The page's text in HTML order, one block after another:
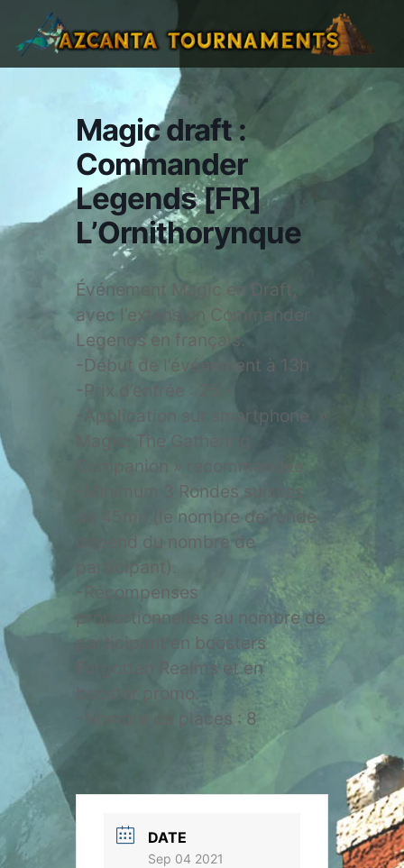
Magic draft :
Commander
Legends [FR]
L’Ornithorynque
Événement Magic en Draft,
avec l’extension Commander
Legends en français.
-Début de l’événement à 13h
-Prix d’entrée : 25.-
-Application sur smartphone »
Magic: The Gathering
Companion » recommandée.
-Minimum 3 Rondes suisses
de 45mn (le nombre de ronde
dépend du nombre de
participant).
-Récompenses
proportionnelles au nombre de
participant en boosters
Forgotten Realms et en
booster promo.
-Nombre de places : 8
DATE
Sep 04 2021